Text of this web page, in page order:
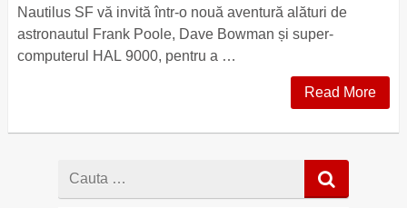
Nautilus SF vă invită într-o nouă aventură alături de
astronautul Frank Poole, Dave Bowman și super-
computerul HAL 9000, pentru a …
Read More
Cauta